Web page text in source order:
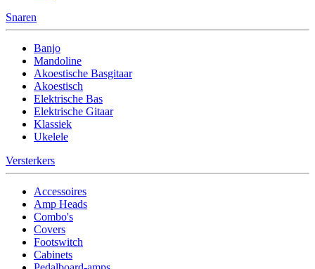
Snaren
Banjo
Mandoline
Akoestische Basgitaar
Akoestisch
Elektrische Bas
Elektrische Gitaar
Klassiek
Ukelele
Versterkers
Accessoires
Amp Heads
Combo's
Covers
Footswitch
Cabinets